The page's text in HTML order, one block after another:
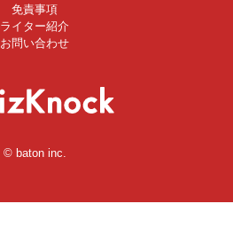
免責事項
ライター紹介
お問い合わせ
© baton inc.